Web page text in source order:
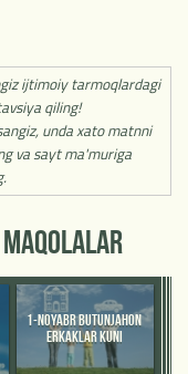
ijtimoiy tarmoqlardagi
qiling!
unda xato matnni
va sayt ma'muriga
1-NOYABR BUTUNJAHON
ERKAKLAR KUNI